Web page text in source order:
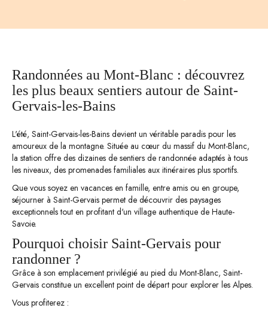
Randonnées au Mont-Blanc : découvrez
les plus beaux sentiers autour de Saint-
Gervais-les-Bains
L'été, Saint-Gervais-les-Bains devient un véritable paradis pour les
amoureux de la montagne. Située au cœur du massif du Mont-Blanc,
la station offre des dizaines de sentiers de randonnée adaptés à tous
les niveaux, des promenades familiales aux itinéraires plus sportifs.
Que vous soyez en vacances en famille, entre amis ou en groupe,
séjourner à Saint-Gervais permet de découvrir des paysages
exceptionnels tout en profitant d'un village authentique de Haute-
Savoie.
Pourquoi choisir Saint-Gervais pour
randonner ?
Grâce à son emplacement privilégié au pied du Mont-Blanc, Saint-
Gervais constitue un excellent point de départ pour explorer les Alpes.
Vous profiterez :